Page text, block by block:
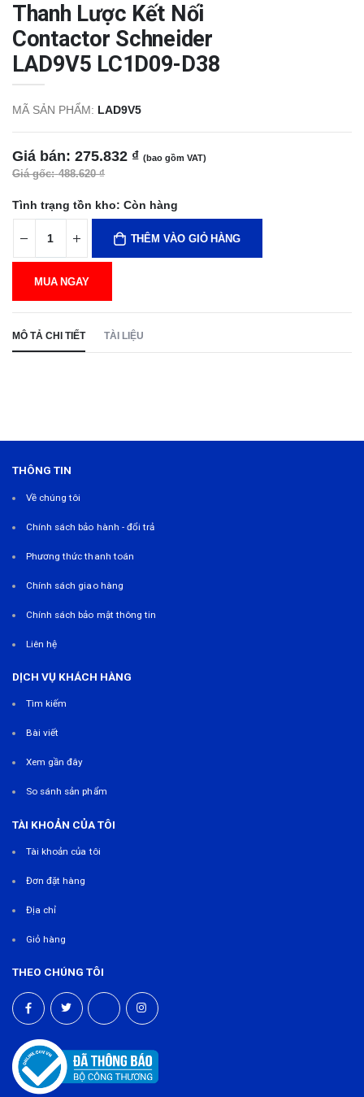
Thanh Lược Kết Nối
Contactor Schneider
LAD9V5 LC1D09-D38
MÃ SẢN PHẨM: LAD9V5
Giá bán: 275.832 ₫ (bao gồm VAT)
Giá gốc: 488.620 ₫
Tình trạng tồn kho: Còn hàng
THÊM VÀO GIỎ HÀNG
MUA NGAY
MÔ TẢ CHI TIẾT TÀI LIỆU
THÔNG TIN
Về chúng tôi
Chính sách bảo hành - đổi trả
Phương thức thanh toán
Chính sách giao hàng
Chính sách bảo mật thông tin
Liên hệ
DỊCH VỤ KHÁCH HÀNG
Tìm kiếm
Bài viết
Xem gần đây
So sánh sản phẩm
TÀI KHOẢN CỦA TÔI
Tài khoản của tôi
Đơn đặt hàng
Địa chỉ
Giỏ hàng
THEO CHÚNG TÔI